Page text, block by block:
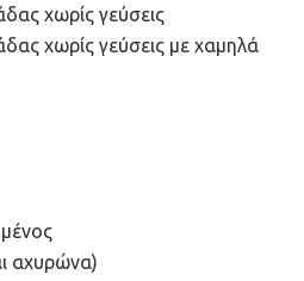
χωρίς γεύσεις
χωρίς γεύσεις με χαμηλά
αχυρώνα)